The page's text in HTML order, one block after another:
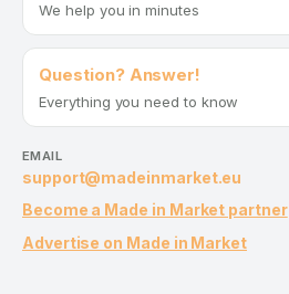
We help you in minutes
Question? Answer!
Everything you need to know
EMAIL
support@madeinmarket.eu
Become a Made in Market partner
Advertise on Made in Market